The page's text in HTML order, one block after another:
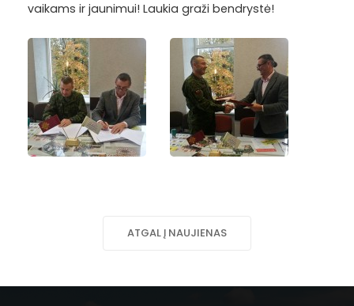
vaikams ir jaunimui! Laukia graži bendrystė!
ATGAL Į NAUJIENAS